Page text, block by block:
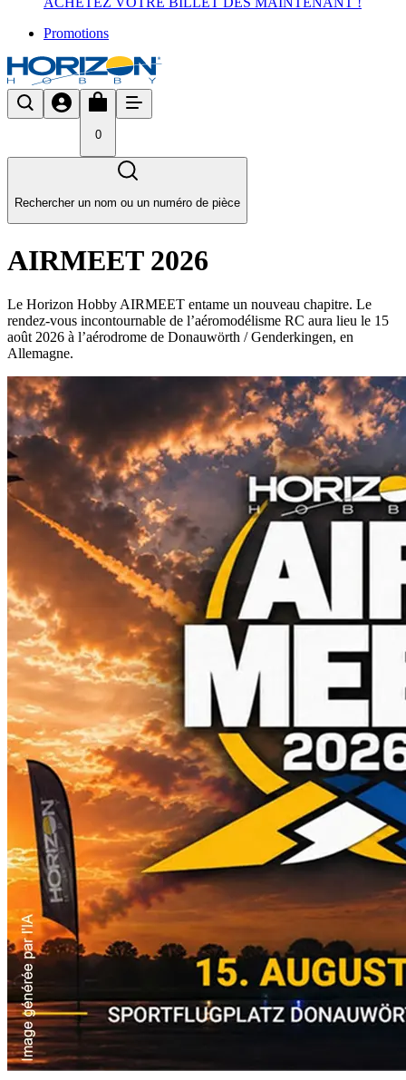
Promotions
0
Rechercher un nom ou un numéro de pièce
AIRMEET 2026
Le Horizon Hobby AIRMEET entame un nouveau chapitre. Le
rendez-vous incontournable de l’aéromodélisme RC aura lieu le 15
août 2026 à l’aérodrome de Donauwörth / Genderkingen, en
Allemagne.